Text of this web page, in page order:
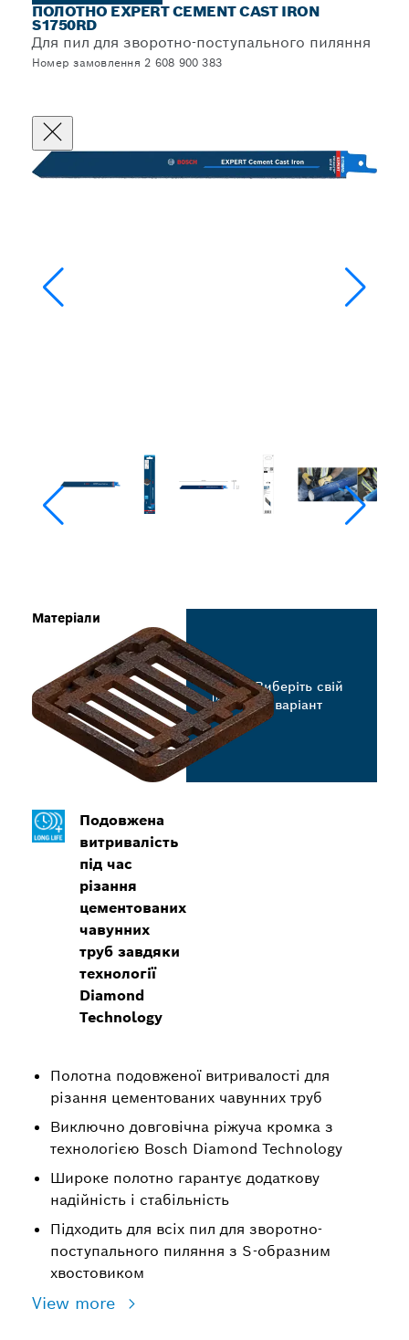
ПОЛОТНО EXPERT CEMENT CAST IRON
S1750RD
Для пил для зворотно-поступального пиляння
Номер замовлення 2 608 900 383
Подовжена
витривалість
під час
різання
цементованих
чавунних
труб завдяки
технології
Diamond
Technology
Полотна подовженої витривалості для
різання цементованих чавунних труб
Виключно довговічна ріжуча кромка з
технологією Bosch Diamond Technology
Широке полотно гарантує додаткову
надійність і стабільність
Підходить для всіх пил для зворотно-
поступального пиляння з S-образним
хвостовиком
View more
Матеріали
Виберіть свій
варіант